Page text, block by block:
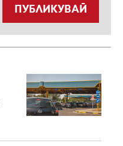
ПУБЛИКУВАЙ